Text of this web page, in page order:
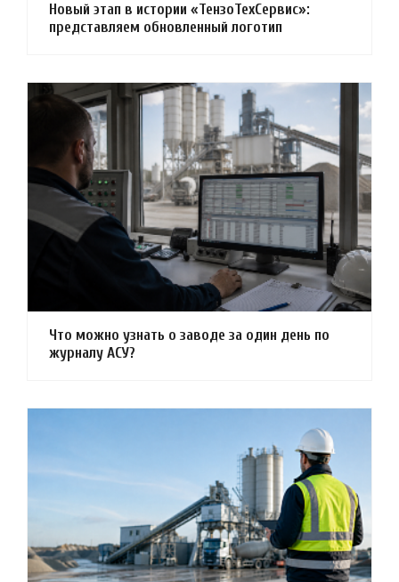
Новый этап в истории «ТензоТехСервис»:
представляем обновленный логотип
Что можно узнать о заводе за один день по
журналу АСУ?